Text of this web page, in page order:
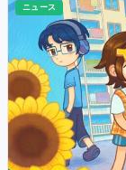
ニュース